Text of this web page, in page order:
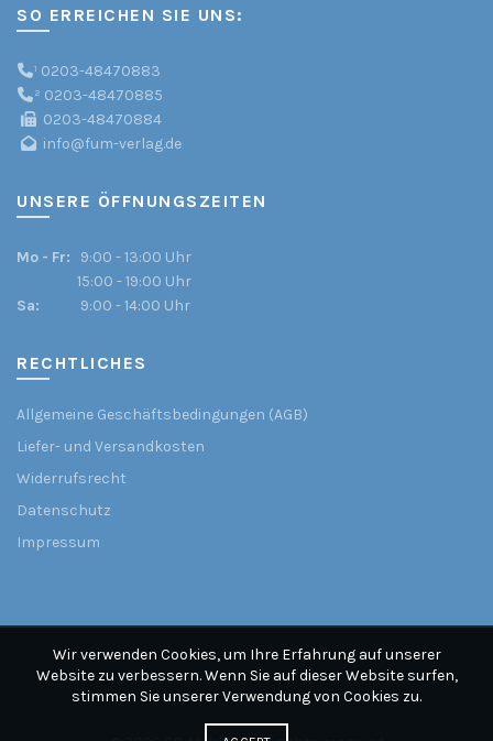
SO ERREICHEN SIE UNS:
¹ 0203-48470883
² 0203-48470885
0203-48470884
info@fum-verlag.de
UNSERE ÖFFNUNGSZEITEN
Mo - Fr:
9:00 - 13:00 Uhr
15:00 - 19:00 Uhr
Sa:
9:00 - 14:00 Uhr
RECHTLICHES
Allgemeine Geschäftsbedingungen (AGB)
Liefer- und Versandkosten
Widerrufsrecht
Datenschutz
Impressum
Wir verwenden Cookies, um Ihre Erfahrung auf unserer
Website zu verbessern. Wenn Sie auf dieser Website surfen,
stimmen Sie unserer Verwendung von Cookies zu.